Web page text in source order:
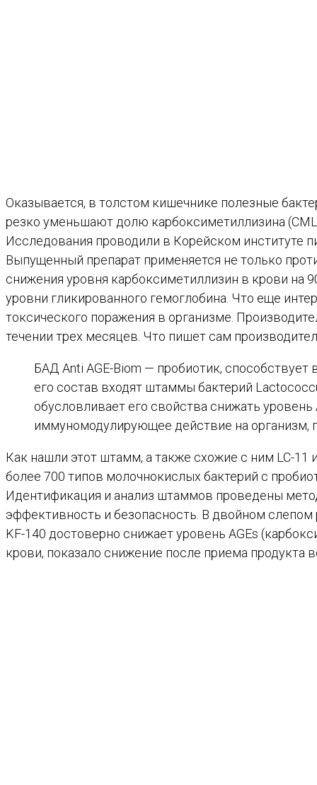
Оказывается, в толстом кишечнике полезные
резко уменьшают долю карбоксиметиллизина
Исследования проводили в Корейском институте
Выпущенный препарат применяется не только
снижения уровня карбоксиметиллизин в крови на
уровни гликированного гемоглобина. Что еще
токсического поражения в организме.
течении трех месяцев. Что пишет сам
БАД Anti AGE-Biom — пробиотик,
его состав входят штаммы бактерий
обусловливает его свойства снижать
иммуномодулирующее действие на
Как нашли этот штамм, а также схожие с ним LC-11
более 700 типов молочнокислых бактерий с
Идентификация и анализ штаммов проведены
эффективность и безопасность. В двойном
KF-140 достоверно снижает уровень AGEs
крови, показало снижение после приема продукта